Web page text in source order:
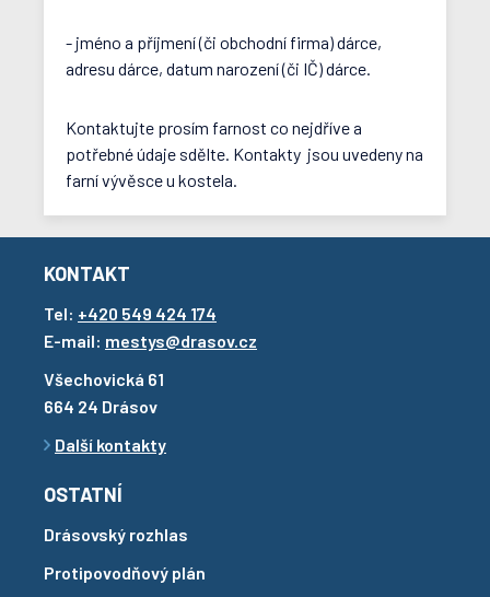
- jméno a příjmení (či obchodní firma) dárce,
adresu dárce, datum narození (či IČ) dárce.
Kontaktujte prosím farnost co nejdříve a
potřebné údaje sdělte. Kontakty jsou uvedeny na
farní vývěsce u kostela.
KONTAKT
Tel: +420 549 424 174
E-mail: mestys@drasov.cz
Všechovická 61
664 24 Drásov
Další kontakty
OSTATNÍ
Drásovský rozhlas
Protipovodňový plán